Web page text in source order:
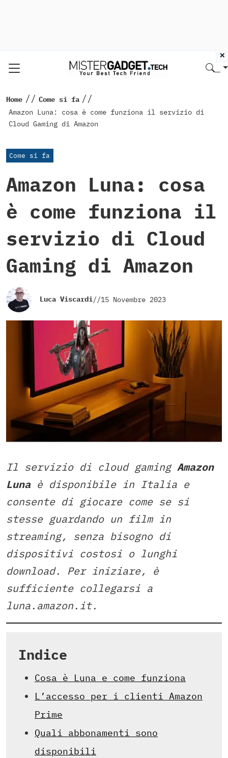
Home // Come si fa //
Amazon Luna: cosa è come funziona il servizio di
Cloud Gaming di Amazon
Come si fa
Amazon Luna: cosa
è come funziona il
servizio di Cloud
Gaming di Amazon
Luca Viscardi//15 Novembre 2023
Il servizio di cloud gaming Amazon
Luna è disponibile in Italia e
consente di giocare come se si
stesse guardando un film in
streaming, senza bisogno di
dispositivi costosi o lunghi
download. Per iniziare, è
sufficiente collegarsi a
luna.amazon.it.
Indice
Cosa è Luna e come funziona
L’accesso per i clienti Amazon
Prime
Quali abbonamenti sono
disponibili
×